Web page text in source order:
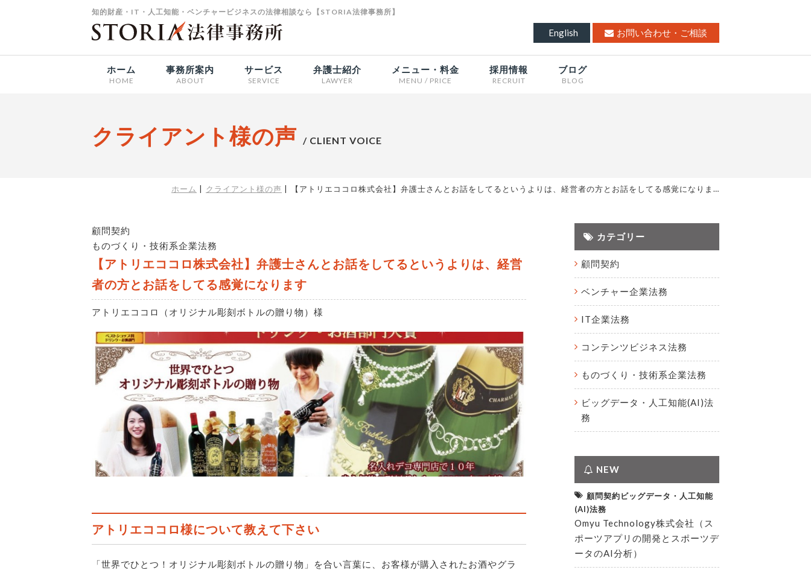
知的財産・IT・人工知能・ベンチャービジネスの法律相談なら【STORIA法律事務所】
English お問い合わせ・ご相談
ホーム
HOME
事務所案内
ABOUT
サービス
SERVICE
弁護士紹介
LAWYER
メニュー・料金
MENU / PRICE
採用情報
RECRUIT
ブログ
BLOG
クライアント様の声 / CLIENT VOICE
ホーム クライアント様の声 【アトリエココロ株式会社】弁護士さんとお話をしてるというよりは、経営者の方とお話をしてる感覚になりま…
顧問契約
ものづくり・技術系企業法務
【アトリエココロ株式会社】弁護士さんとお話をしてるというよりは、経営
者の方とお話をしてる感覚になります
アトリエココロ（オリジナル彫刻ボトルの贈り物）様
アトリエココロ様について教えて下さい
「世界でひとつ！オリジナル彫刻ボトルの贈り物」を合い言葉に、お客様が購入されたお酒やグラ
カテゴリー
顧問契約
ベンチャー企業法務
IT企業法務
コンテンツビジネス法務
ものづくり・技術系企業法務
ビッグデータ・人工知能(AI)法
務
NEW
顧問契約ビッグデータ・人工知能
(AI)法務
Omyu Technology株式会社（ス
ポーツアプリの開発とスポーツデ
ータのAI分析）